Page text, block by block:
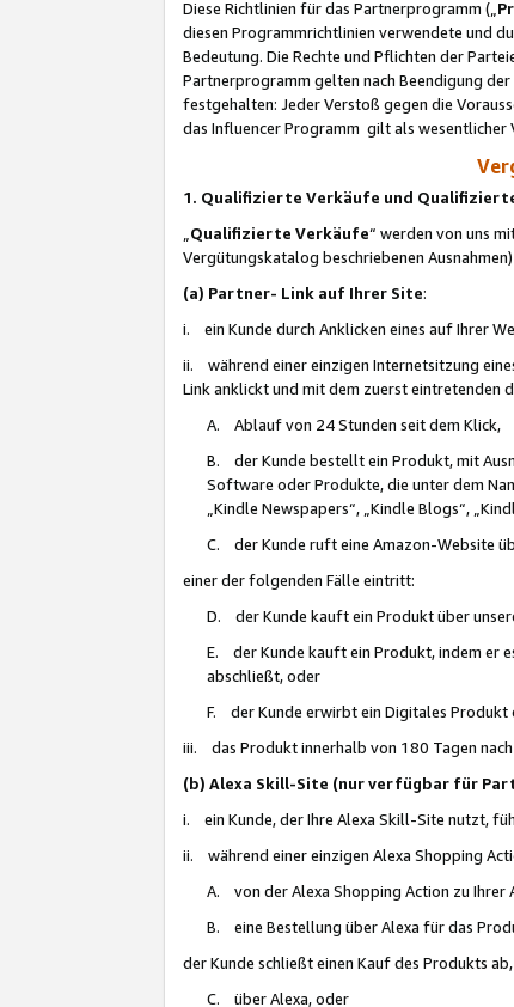
Diese Richtlinien für das Partnerprogramm („
diesen Programmrichtlinien verwendete und
Bedeutung. Die Rechte und Pflichten der
Partnerprogramm gelten nach Beendigung
festgehalten: Jeder Verstoß gegen die
das Influencer Programm gilt als wesentlicher
1. Qualifizierte Verkäufe und
Qualifizierte Verkäufe“ werden von uns
Vergütungskatalog beschriebenen
(a) Partner- Link auf Ihrer Site:
i. ein Kunde durch Anklicken eines auf Ihrer
ii. während einer einzigen Internetsitzung
Link anklickt und mit dem zuerst eintretenden
A. Ablauf von 24 Stunden seit dem Klick,
B. der Kunde bestellt ein Produkt, mit
Software oder Produkte, die unter dem
„Kindle Newspapers“, „Kindle Blogs“,
C. der Kunde ruft eine Amazon-Website
einer der folgenden Fälle eintritt:
D. der Kunde kauft ein Produkt über
E. der Kunde kauft ein Produkt, indem er
abschließt, oder
F. der Kunde erwirbt ein Digitales Produkt
iii. das Produkt innerhalb von 180 Tagen
(b) Alexa Skill-Site (nur verfügbar für
i. ein Kunde, der Ihre Alexa Skill-Site nutzt,
ii. während einer einzigen Alexa Shopping
A. von der Alexa Shopping Action zu Ihrer
B. eine Bestellung über Alexa für das
der Kunde schließt einen Kauf des Produkts
C. über Alexa, oder